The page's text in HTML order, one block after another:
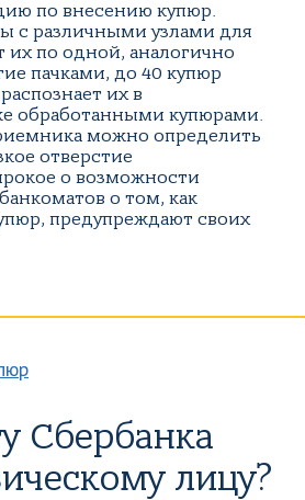
по внесению купюр.
с различными узлами для
по одной, аналогично
пачками, до 40 купюр
их в
обработанными купюрами.
можно определить
отверстие
о возможности
о том, как
предупреждают своих
Сбербанка
лицу?